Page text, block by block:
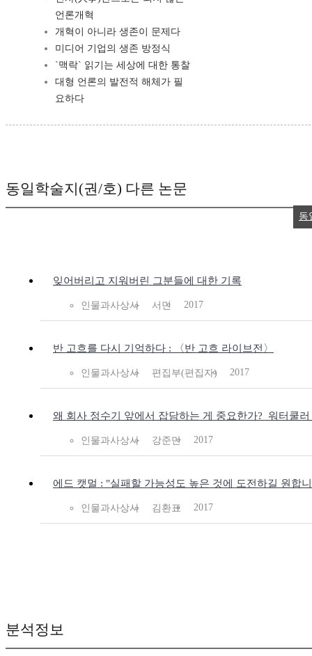
언론개혁
개혁이 아니라 생존이 문제다
미디어 기업의 생존 방정식
`맥락` 읽기는 세상에 대한 통찰
대형 언론의 발전적 해체가 필
요하다
동일학술지(권/호) 다른 논문
잊어버리고 지워버린 그분들에 대한 기록
인물과사상사 서민 2017
반 고흐를 다시 기억하다 : 〈반 고흐 라이브전〉
인물과사상사 편집부(편집자) 2017
왜 회사 정수기 앞에서 잡담하는 게 중요한가?_워터쿨
인물과사상사 강준만 2017
에드 캣멀 : "실패할 가능성도 높은 것에 도전하길 원합
인물과사상사 김환표 2017
동
분석정보